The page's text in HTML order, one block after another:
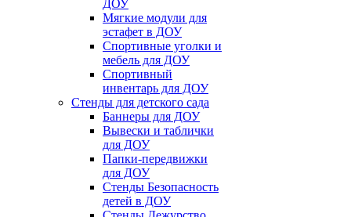
ДОУ
Мягкие модули для
эстафет в ДОУ
Спортивные уголки и
мебель для ДОУ
Спортивный
инвентарь для ДОУ
Стенды для детского сада
Баннеры для ДОУ
Вывески и таблички
для ДОУ
Папки-передвижки
для ДОУ
Стенды Безопасность
детей в ДОУ